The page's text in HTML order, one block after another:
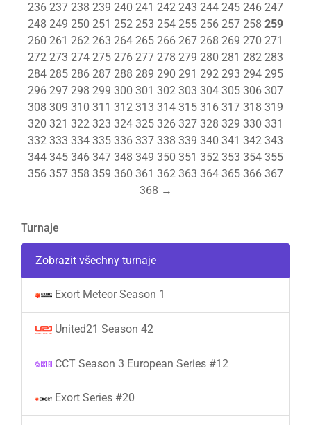
Turnaje
Zobrazit všechny turnaje
Exort Meteor Season 1
United21 Season 42
CCT Season 3 European Series #12
Exort Series #20
236 237 238 239 240 241 242 243 244 245 246 247
248 249 250 251 252 253 254 255 256 257 258 259
260 261 262 263 264 265 266 267 268 269 270 271
272 273 274 275 276 277 278 279 280 281 282 283
284 285 286 287 288 289 290 291 292 293 294 295
296 297 298 299 300 301 302 303 304 305 306 307
308 309 310 311 312 313 314 315 316 317 318 319
320 321 322 323 324 325 326 327 328 329 330 331
332 333 334 335 336 337 338 339 340 341 342 343
344 345 346 347 348 349 350 351 352 353 354 355
356 357 358 359 360 361 362 363 364 365 366 367
368 →